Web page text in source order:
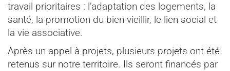
travail prioritaires : l’adaptation des logements, la
santé, la promotion du bien-vieillir, le lien social et
la vie associative.
Après un appel à projets, plusieurs projets ont été
retenus sur notre territoire. Ils seront financés par